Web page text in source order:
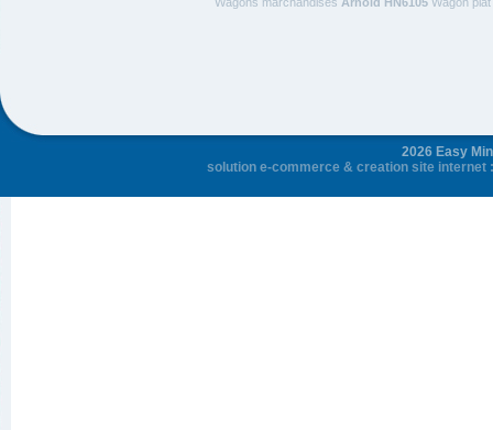
2026 Easy
solution e-commerce & creation site internet